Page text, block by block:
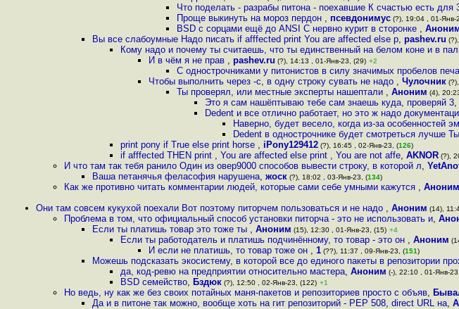
Что поделать - разрабы питона - поехавшие К счастью есть для
Проще выкинуть на мороз пердон , псевдонимус (?), 19:04 , 01-Янв-
BSD с сорцами ещё до ANSI C нервно курит в сторонке ,
Вы все слабоумные Надо писать if afffected print You are affected else p, pashev.ru
Кому надо и почему ты считаешь, что ты единственный на белом коне и в
И в чём я не прав , pashev.ru (?), 14:13 , 01-Янв-23, (29) +2
С однострочниками у питонистов в силу значимых пробелов
Чтобы выполнить через -c, в одну строку сувать не надо , Чулочник
Ты проверял, или местные эксперты нашептали , Аноним (4),
Это я сам нашёптываю тебе сам знаешь куда, проверяй 3,
Dedent и все отлично работает, но это ж надо
Наверно, будет весело, когда из-за особенностей
Dedent в однострочнике будет смотреться лучше
print pony if True else print horse , iPony129412 (?), 16:45 , 02-Янв-23, (126)
if afffected THEN print , You are affected else print , You are not affe, AKNOR (?),
И что там так тебя ранило Один из овер9000 способов вывести строку, в которой л,
Ваша петанячья феласофия нарушена, жоск (?), 18:02 , 03-Янв-23, (134)
Как же противно читать комментарии людей, которые сами себе умными кажутся , Аноним
Они там совсем кукухой поехали Вот поэтому питорчем пользоваться и не надо , Аноним (14),
Проблема в том, что официальный способ установки питорча - это не использовать и,
Если ты платишь товар это тоже ты , Аноним (15), 12:30 , 01-Янв-23, (15) +4
Если ты работодатель и платишь подчинённому, то товар - это он , Аноним
И если не платишь, то товар тоже он , 1 (??), 11:37 , 09-Янв-23, (151)
Можешь подсказать экосистему, в которой все до единого пакеты в репозитории
да, код-ревю на предприятии относительно мастера, Аноним (-), 22:10 , 01-Янв-
BSD семейство, Бздюк (?), 12:50 , 02-Янв-23, (122) +1
Но ведь, ну как же без своих потайных маня-пакетов и репозиториев просто с объяв,
Да и в питоне так можно, вообще хоть на гит репозиторий - PEP 508, direct URL на,